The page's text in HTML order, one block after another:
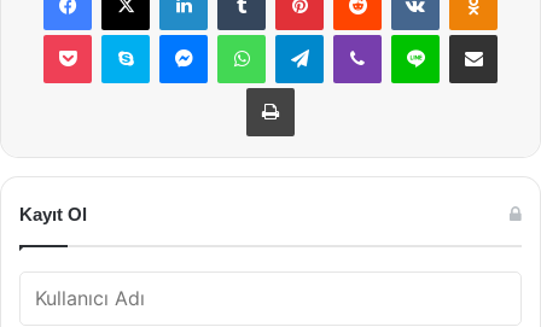
Pocket Skype MessengerWhatsAppTelegramViber Line E-Posta ile
Yazdır
Kayıt Ol